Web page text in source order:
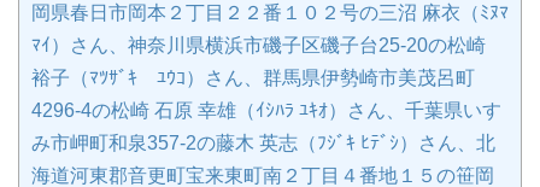
岡県春日市岡本２丁目２２番１０２号の三沼 麻衣（ﾐﾇﾏ
ﾏｲ）さん、神奈川県横浜市磯子区磯子台25-20の松崎
裕子（ﾏﾂｻﾞｷ ﾕｳｺ）さん、群馬県伊勢崎市美茂呂町
4296-4の松崎 石原 幸雄（ｲｼﾊﾗ ﾕｷｵ）さん、千葉県いす
み市岬町和泉357-2の藤木 英志（ﾌｼﾞｷ ﾋﾃﾞｼ）さん、北
海道河東郡音更町宝来東町南２丁目４番地１５の笹岡